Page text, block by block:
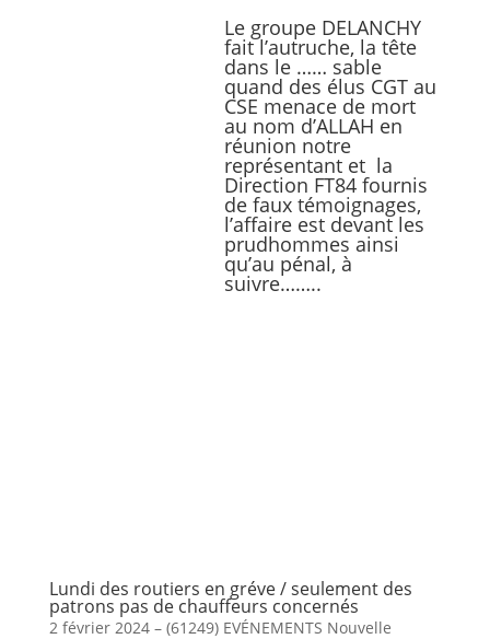
Le groupe DELANCHY
fait l’autruche, la tête
dans le …… sable
quand des élus CGT au
CSE menace de mort
au nom d’ALLAH en
réunion notre
représentant et la
Direction FT84 fournis
de faux témoignages,
l’affaire est devant les
prudhommes ainsi
qu’au pénal, à
suivre……..
Lundi des routiers en gréve / seulement des
patrons pas de chauffeurs concernés
2 février 2024 – (61249) EVÉNEMENTS Nouvelle